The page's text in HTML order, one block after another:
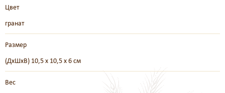
Цвет
гранат
Размер
(ДхШхВ) 10,5 х 10,5 х 6 см
Вес